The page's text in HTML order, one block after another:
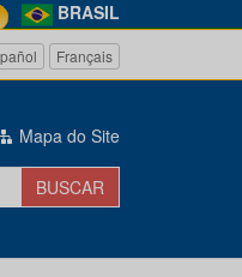
BRASIL
Français
Mapa do Site